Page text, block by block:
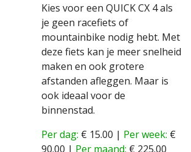
Kies voor een QUICK CX 4 als
je geen racefiets of
mountainbike nodig hebt. Met
deze fiets kan je meer snelheid
maken en ook grotere
afstanden afleggen. Maar is
ook ideaal voor de
binnenstad.
Per dag: € 15.00 | Per week: €
90.00 | Per maand: € 225.00